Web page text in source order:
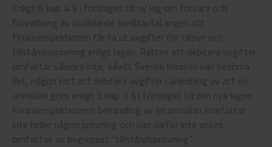
Enligt 6 kap. 4 § i förslaget till ny lag om förvärv och
förvaltning av nödlidande kreditavtal anges att
Finansinspektionen får ta ut avgifter för tillsyn och
tillståndsprövning enligt lagen. Rätten att debitera avgifter
omfattar således inte, såvitt Svensk Inkasso kan bedöma
det, någon rätt att debitera avgifter i anledning av att en
anmälan görs enligt 5 kap. 1 § i förslaget till den nya lagen.
Finansinspektionens behandling av en anmälan innefattar
inte heller någon prövning och kan därför inte anses
omfattas av begreppet ”tillståndsprövning”.